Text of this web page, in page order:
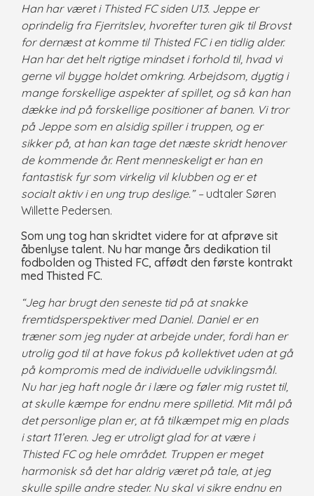
Han har været i Thisted FC siden U13. Jeppe er
oprindelig fra Fjerritslev, hvorefter turen gik til Brovst
for dernæst at komme til Thisted FC i en tidlig alder.
Han har det helt rigtige mindset i forhold til, hvad vi
gerne vil bygge holdet omkring. Arbejdsom, dygtig i
mange forskellige aspekter af spillet, og så kan han
dække ind på forskellige positioner af banen. Vi tror
på Jeppe som en alsidig spiller i truppen, og er
sikker på, at han kan tage det næste skridt henover
de kommende år. Rent menneskeligt er han en
fantastisk fyr som virkelig vil klubben og er et
socialt aktiv i en ung trup deslige.” – udtaler Søren
Willette Pedersen.
Som ung tog han skridtet videre for at afprøve sit
åbenlyse talent. Nu har mange års dedikation til
fodbolden og Thisted FC, affødt den første kontrakt
med Thisted FC.
“Jeg har brugt den seneste tid på at snakke
fremtidsperspektiver med Daniel. Daniel er en
træner som jeg nyder at arbejde under, fordi han er
utrolig god til at have fokus på kollektivet uden at gå
på kompromis med de individuelle udviklingsmål.
Nu har jeg haft nogle år i lære og føler mig rustet til,
at skulle kæmpe for endnu mere spilletid. Mit mål på
det personlige plan er, at få tilkæmpet mig en plads
i start 11’eren. Jeg er utroligt glad for at være i
Thisted FC og hele området. Truppen er meget
harmonisk så det har aldrig været på tale, at jeg
skulle spille andre steder. Nu skal vi sikre endnu en